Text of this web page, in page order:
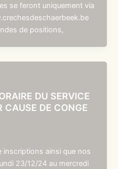
se feront uniquement via
de positions,
DU SERVICE
CAUSE DE CONGE
inscriptions ainsi que nos
23/12/24 au mercredi